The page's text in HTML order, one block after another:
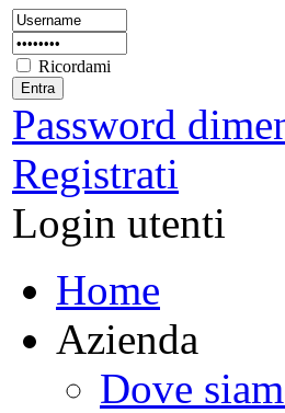
Ricordami
Password
Registrati
Login utenti
Home
Azienda
Dove